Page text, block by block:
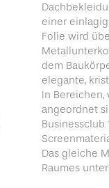
einer
Folie wird
dem
elegante,
In
angeordnet
Businessclub
Das gleiche
Raumes